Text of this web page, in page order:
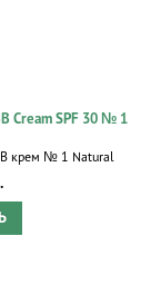
Cream SPF 30 № 1
крем № 1 Natural